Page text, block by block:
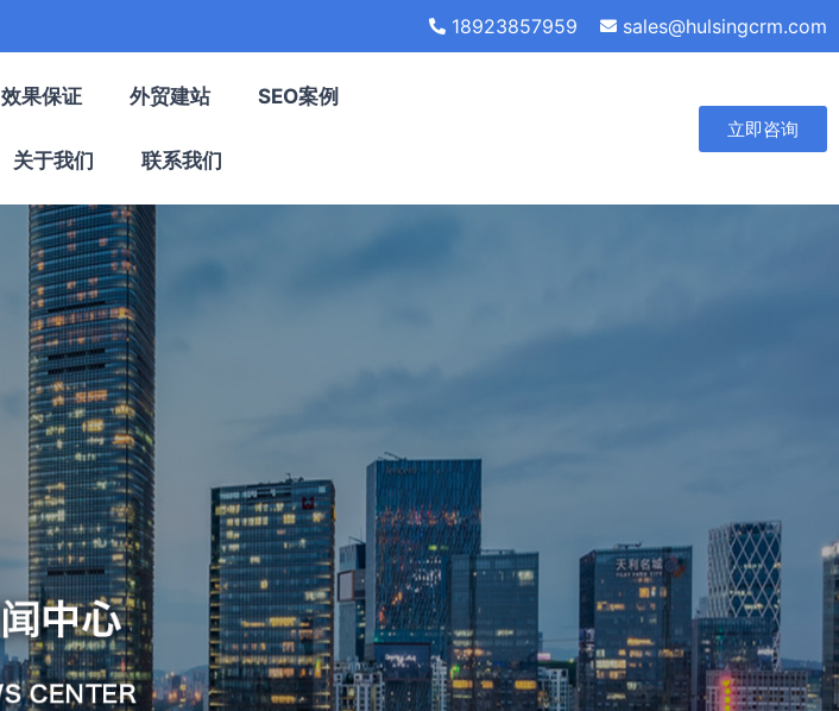
18923857959 sales@hulsingcrm.com
效果保证 外贸建站 SEO案例
关于我们 联系我们
立即咨询